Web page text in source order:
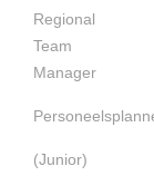
Regional
Team
Manager
(Junior)